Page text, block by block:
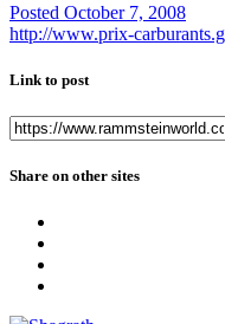
Posted October 7, 2008
http://www.prix-
Link to post
Share on other sites